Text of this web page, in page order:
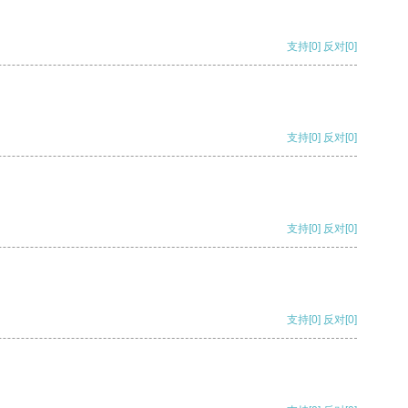
支持[0] 反对[0]
支持[0] 反对[0]
支持[0] 反对[0]
支持[0] 反对[0]